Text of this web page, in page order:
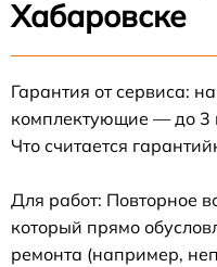
Хабаровске
Гарантия от сервиса:
комплектующие — до 3
Что считается
Для работ: Повторное
который прямо
ремонта (например,